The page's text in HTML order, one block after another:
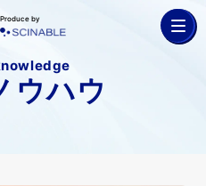
Produce by
ウハウ